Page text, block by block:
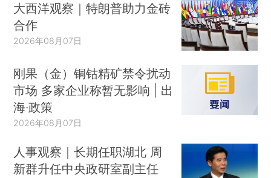
大西洋观察｜特朗普助力金砖
合作
2026年08月07日
刚果（金）铜钴精矿禁令扰动
市场 多家企业称暂无影响 | 出
海·政策
2026年08月07日
人事观察｜长期任职湖北 周
新群升任中央政研室副主任